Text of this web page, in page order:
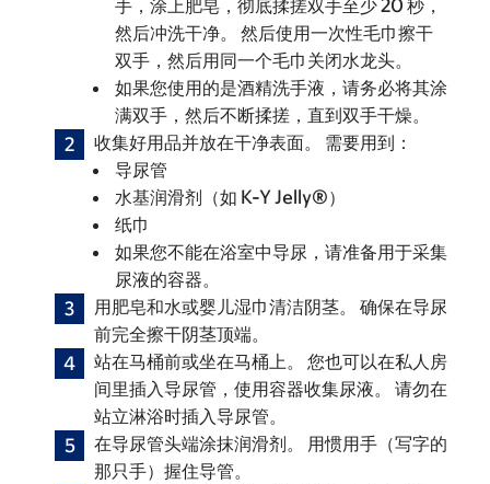
手，涂上肥皂，彻底揉搓双手至少 20 秒，
然后冲洗干净。 然后使用一次性毛巾擦干
双手，然后用同一个毛巾关闭水龙头。
如果您使用的是酒精洗手液，请务必将其涂
满双手，然后不断揉搓，直到双手干燥。
收集好用品并放在干净表面。 需要用到：
导尿管
水基润滑剂（如 K-Y Jelly®）
纸巾
如果您不能在浴室中导尿，请准备用于采集
尿液的容器。
用肥皂和水或婴儿湿巾清洁阴茎。 确保在导尿
前完全擦干阴茎顶端。
站在马桶前或坐在马桶上。 您也可以在私人房
间里插入导尿管，使用容器收集尿液。 请勿在
站立淋浴时插入导尿管。
在导尿管头端涂抹润滑剂。 用惯用手（写字的
那只手）握住导管。